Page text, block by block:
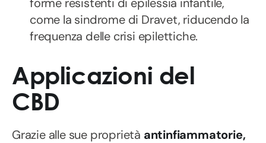
come la sindrome di Dravet, riducendo la
frequenza delle crisi epilettiche.
Applicazioni del
CBD
Grazie alle sue proprietà antinfiammatorie,